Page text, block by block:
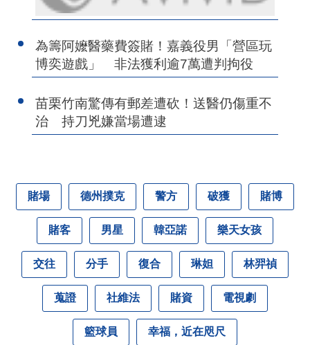
為籌阿嬤醫藥費簽賭！嘉義役男「營區玩
博奕遊戲」 非法獲利逾7萬遭判拘役
苗栗竹南驚傳有郵差遭砍！送醫仍傷重不
治 持刀兇嫌當場遭逮
賭場 德州撲克 警方 破獲 賭博
賭客 男星 韓亞諾 樂天女孩
交往 分手 復合 琳妲 林羿禎
蒐證 社維法 賭資 電視劇
籃球員 幸福，近在咫尺